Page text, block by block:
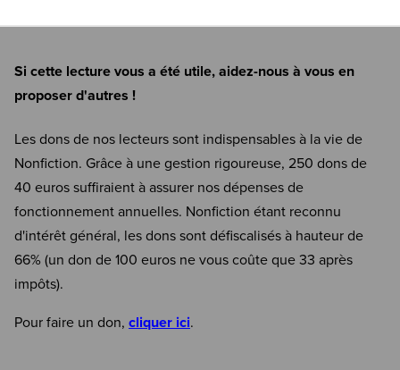
Si cette lecture vous a été utile, aidez-nous à vous en
proposer d'autres !
Les dons de nos lecteurs sont indispensables à la vie de
Nonfiction. Grâce à une gestion rigoureuse, 250 dons de
40 euros suffiraient à assurer nos dépenses de
fonctionnement annuelles. Nonfiction étant reconnu
d'intérêt général, les dons sont défiscalisés à hauteur de
66% (un don de 100 euros ne vous coûte que 33 après
impôts).
Pour faire un don, cliquer ici.